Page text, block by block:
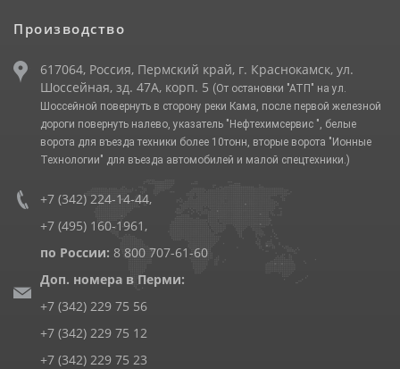
Производство
617064, Россия, Пермский край, г. Краснокамск, ул.
Шоссейная, зд. 47А, корп. 5 (От остановки "АТП" на ул.
Шоссейной повернуть в сторону реки Кама, после первой железной
дороги повернуть налево, указатель "Нефтехимсервис ", белые
ворота для въезда техники более 10тонн, вторые ворота "Ионные
Технологии" для въезда автомобилей и малой спецтехники.)
+7 (342) 224-14-44,
+7 (495) 160-1961 ,
по России: 8 800 707-61-60
Доп. номера в Перми:
+7 (342) 229 75 56
+7 (342) 229 75 12
+7 (342) 229 75 23